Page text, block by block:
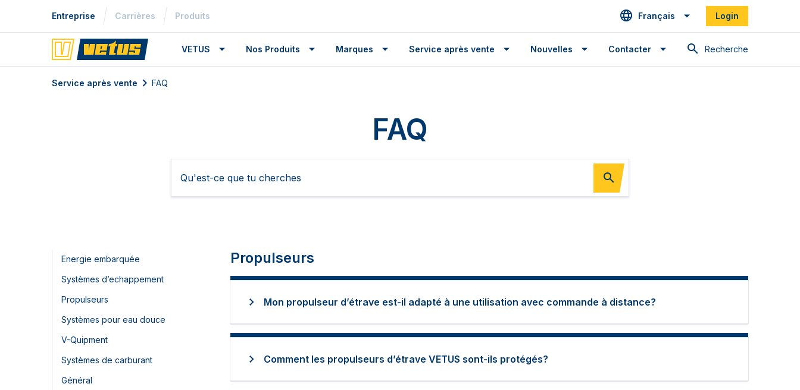
Entreprise Carrières Produits Français Login
Recherche
VETUS Nos Produits Marques Service après vente Nouvelles Contacter
Service après vente FAQ
FAQ
Energie embarquée
Systèmes d’echappement
Propulseurs
Systèmes pour eau douce
V-Quipment
Systèmes de carburant
Général
Propulseurs
Mon propulseur d’étrave est-il adapté à une utilisation avec commande à distance?
Comment les propulseurs d’étrave VETUS sont-ils protégés?